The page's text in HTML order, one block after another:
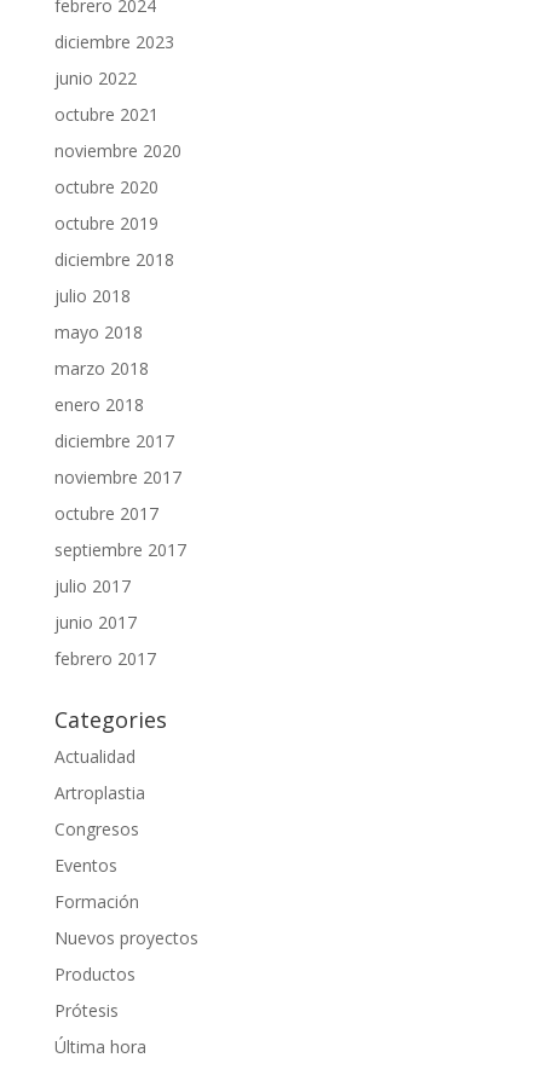
febrero 2024
diciembre 2023
junio 2022
octubre 2021
noviembre 2020
octubre 2020
octubre 2019
diciembre 2018
julio 2018
mayo 2018
marzo 2018
enero 2018
diciembre 2017
noviembre 2017
octubre 2017
septiembre 2017
julio 2017
junio 2017
febrero 2017
Categories
Actualidad
Artroplastia
Congresos
Eventos
Formación
Nuevos proyectos
Productos
Prótesis
Última hora